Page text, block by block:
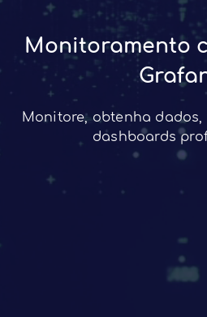
Monitoramento
Monitore, obtenha dados,
dashboards